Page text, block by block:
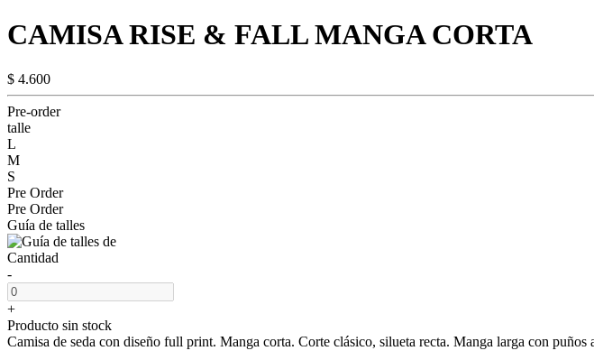
CAMISA RISE & FALL MANGA CORTA
$ 4.600
Pre-order
talle
L
M
S
Pre Order
Pre Order
Guía de talles
Cantidad
-
+
Producto sin stock
Camisa de seda con diseño full print. Manga corta. Corte clásico, silueta recta. Manga larga con